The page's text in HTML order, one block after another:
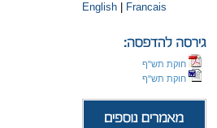
English Francais
חוקת תש"ף
חוקת תש"ף